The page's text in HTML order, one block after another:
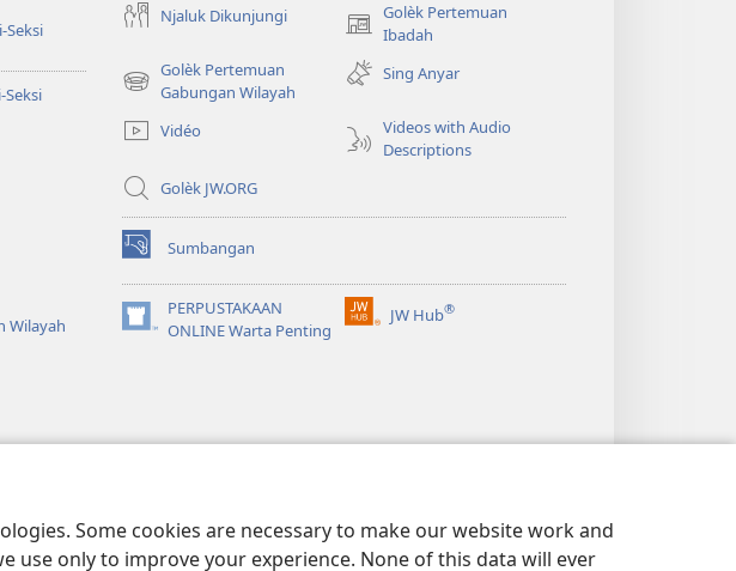
Some cookies are necessary to make our website work and
use only to improve your experience. None of this data will ever
Seksi
Seksi
Wilayah
Njaluk Dikunjungi
Golèk Pertemuan
Ibadah
(opens
new
window)
Golèk Pertemuan
Gabungan Wilayah
(opens
window)
Sing Anyar
Vidéo
Videos with Audio
Descriptions
Golèk JW.ORG
Sumbangan
(opens
new
window)PERPUSTAKAAN
ONLINE Warta Penting
(opens
JW Hub®
(opens